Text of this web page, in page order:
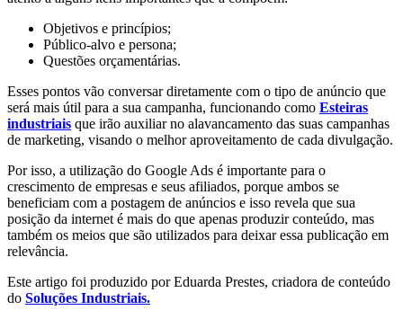
Objetivos e princípios;
Público-alvo e persona;
Questões orçamentárias.
Esses pontos vão conversar diretamente com o tipo de anúncio que
será mais útil para a sua campanha, funcionando como Esteiras
industriais que irão auxiliar no alavancamento das suas campanhas
de marketing, visando o melhor aproveitamento de cada divulgação.
Por isso, a utilização do Google Ads é importante para o
crescimento de empresas e seus afiliados, porque ambos se
beneficiam com a postagem de anúncios e isso revela que sua
posição da internet é mais do que apenas produzir conteúdo, mas
também os meios que são utilizados para deixar essa publicação em
relevância.
Este artigo foi produzido por Eduarda Prestes, criadora de conteúdo
do Soluções Industriais.